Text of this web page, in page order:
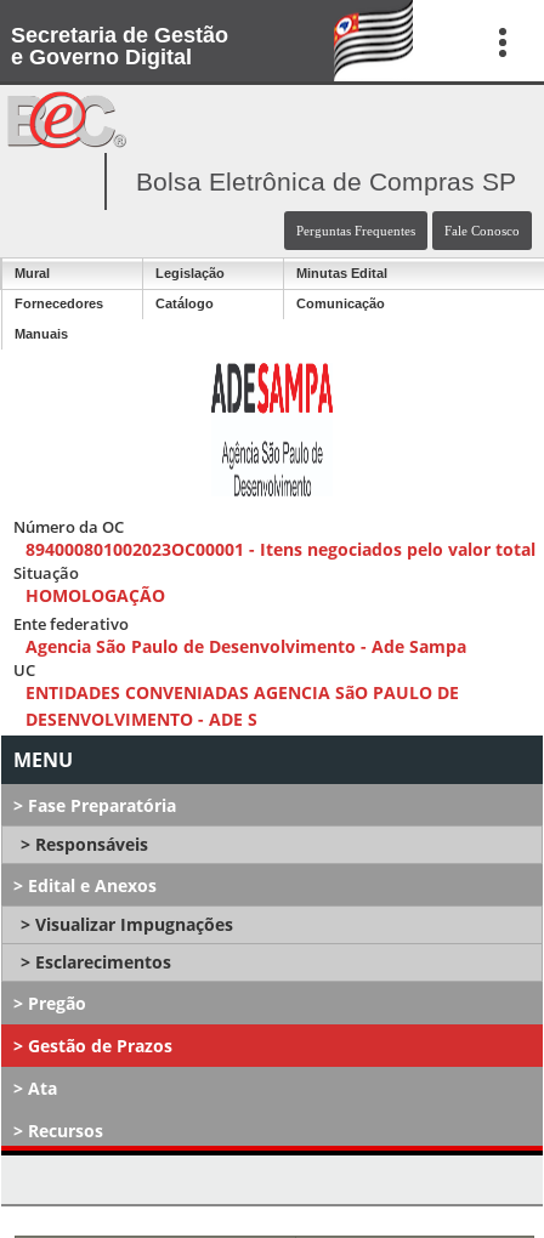
Secretaria de Gestão
e Governo Digital
Bolsa Eletrônica de Compras SP
Perguntas Frequentes Fale Conosco
Mural Legislação Minutas Edital
Fornecedores Catálogo Comunicação
Manuais
Número da OC
894000801002023OC00001 - Itens negociados pelo valor total
Situação
HOMOLOGAÇÃO
Ente federativo
Agencia São Paulo de Desenvolvimento - Ade Sampa
UC
ENTIDADES CONVENIADAS AGENCIA SãO PAULO DE
DESENVOLVIMENTO - ADE S
Fase Preparatória
Responsáveis
Edital e Anexos
Visualizar Impugnações
Esclarecimentos
Pregão
Gestão de Prazos
Ata
Recursos